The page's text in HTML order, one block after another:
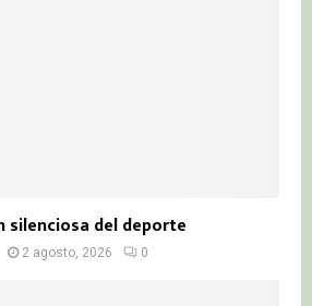
del deporte
2 agosto, 2026 0